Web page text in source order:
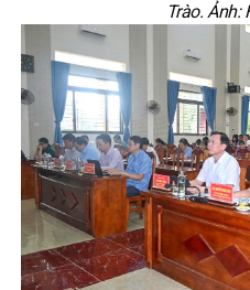
Trào. Ảnh: